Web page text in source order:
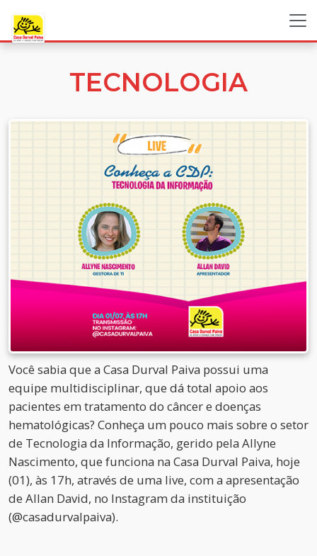
TECNOLOGIA
Você sabia que a Casa Durval Paiva possui uma
equipe multidisciplinar, que dá total apoio aos
pacientes em tratamento do câncer e doenças
hematológicas? Conheça um pouco mais sobre o setor
de Tecnologia da Informação, gerido pela Allyne
Nascimento, que funciona na Casa Durval Paiva, hoje
(01), às 17h, através de uma live, com a apresentação
de Allan David, no Instagram da instituição
(@casadurvalpaiva).